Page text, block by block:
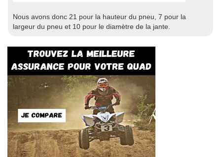
Nous avons donc 21 pour la hauteur du pneu, 7 pour la
largeur du pneu et 10 pour le diamètre de la jante.